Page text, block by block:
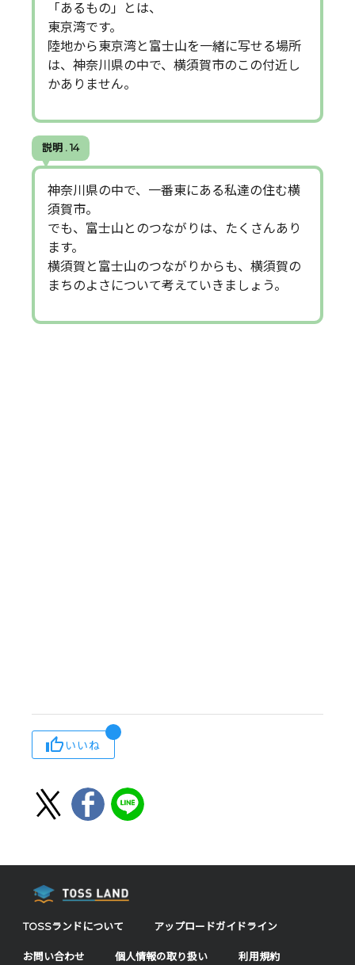
「あるもの」とは、
東京湾です。
陸地から東京湾と富士山を一緒に写せる場所
は、神奈川県の中で、横須賀市のこの付近し
かありません。
説明 . 14
神奈川県の中で、一番東にある私達の住む横
須賀市。
でも、富士山とのつながりは、たくさんあり
ます。
横須賀と富士山のつながりからも、横須賀の
まちのよさについて考えていきましょう。
いいね
TOSSランドについて アップロードガイドライン
お問い合わせ 個人情報の取り扱い 利用規約